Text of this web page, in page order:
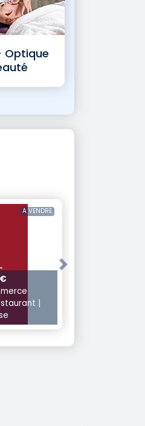
Optique
A VENDRE
|
Next